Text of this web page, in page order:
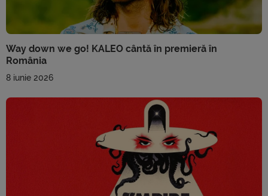
Way down we go! KALEO cântă în premieră în
România
8 iunie 2026